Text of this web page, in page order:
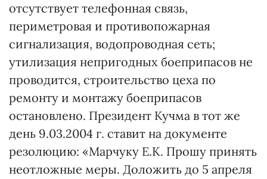
отсутствует телефонная связь,
периметровая и противопожарная
сигнализация, водопроводная сеть;
утилизация непригодных боеприпасов не
проводится, строительство цеха по
ремонту и монтажу боеприпасов
остановлено. Президент Кучма в тот же
день 9.03.2004 г. ставит на документе
резолюцию: «Марчуку Е.К. Прошу принять
неотложные меры. Доложить до 5 апреля